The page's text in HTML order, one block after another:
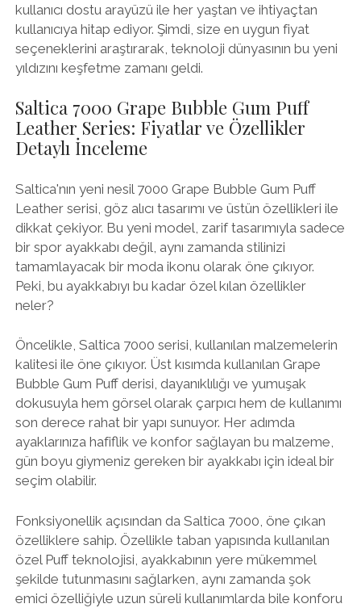
kullanıcı dostu arayüzü ile her yaştan ve ihtiyaçtan
kullanıcıya hitap ediyor. Şimdi, size en uygun fiyat
seçeneklerini araştırarak, teknoloji dünyasının bu yeni
yıldızını keşfetme zamanı geldi.
Saltica 7000 Grape Bubble Gum Puff
Leather Series: Fiyatlar ve Özellikler
Detaylı İnceleme
Saltica'nın yeni nesil 7000 Grape Bubble Gum Puff
Leather serisi, göz alıcı tasarımı ve üstün özellikleri ile
dikkat çekiyor. Bu yeni model, zarif tasarımıyla sadece
bir spor ayakkabı değil, aynı zamanda stilinizi
tamamlayacak bir moda ikonu olarak öne çıkıyor.
Peki, bu ayakkabıyı bu kadar özel kılan özellikler
neler?
Öncelikle, Saltica 7000 serisi, kullanılan malzemelerin
kalitesi ile öne çıkıyor. Üst kısımda kullanılan Grape
Bubble Gum Puff derisi, dayanıklılığı ve yumuşak
dokusuyla hem görsel olarak çarpıcı hem de kullanımı
son derece rahat bir yapı sunuyor. Her adımda
ayaklarınıza hafiflik ve konfor sağlayan bu malzeme,
gün boyu giymeniz gereken bir ayakkabı için ideal bir
seçim olabilir.
Fonksiyonellik açısından da Saltica 7000, öne çıkan
özelliklere sahip. Özellikle taban yapısında kullanılan
özel Puff teknolojisi, ayakkabının yere mükemmel
şekilde tutunmasını sağlarken, aynı zamanda şok
emici özelliğiyle uzun süreli kullanımlarda bile konforu